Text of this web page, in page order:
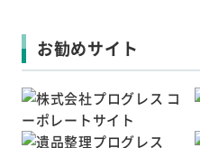
お勧めサイト